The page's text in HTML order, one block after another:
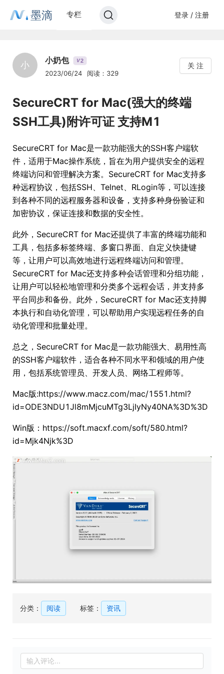
墨滴 专栏 登录 / 注册
小 小奶包 V2
2023/06/24 阅读：329
关 注
SecureCRT for Mac(强大的终端
SSH工具)附许可证 支持M1
SecureCRT for Mac是一款功能强大的SSH客户端软
件，适用于Mac操作系统，旨在为用户提供安全的远程
终端访问和管理解决方案。SecureCRT for Mac支持多
种远程协议，包括SSH、Telnet、RLogin等，可以连接
到各种不同的远程服务器和设备，支持多种身份验证和
加密协议，保证连接和数据的安全性。
此外，SecureCRT for Mac还提供了丰富的终端功能和
工具，包括多标签终端、多窗口界面、自定义快捷键
等，让用户可以高效地进行远程终端访问和管理。
SecureCRT for Mac还支持多种会话管理和分组功能，
让用户可以轻松地管理和分类多个远程会话，并支持多
平台同步和备份。此外，SecureCRT for Mac还支持脚
本执行和自动化管理，可以帮助用户实现远程任务的自
动化管理和批量处理。
总之，SecureCRT for Mac是一款功能强大、易用性高
的SSH客户端软件，适合各种不同水平和领域的用户使
用，包括系统管理员、开发人员、网络工程师等。
Mac版:https://www.macz.com/mac/1551.html?
id=ODE3NDU1Jl8mMjcuMTg3LjIyNy40NA%3D%3D
Win版：https://soft.macxf.com/soft/580.html?
id=Mjk4Njk%3D
分类： 阅读 标签： 资讯